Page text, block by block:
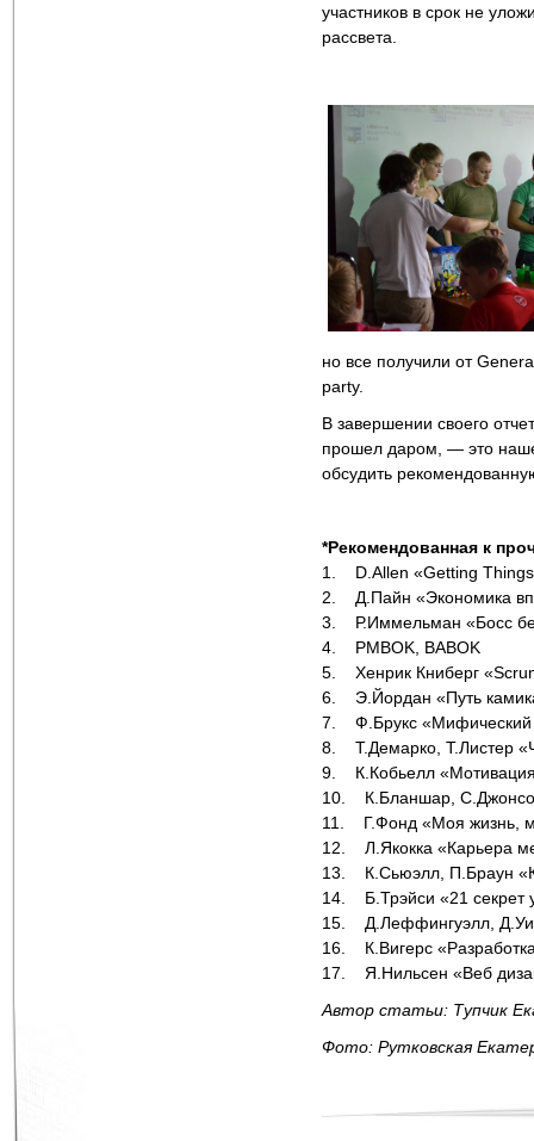
участников в срок не
рассвета.
но все получили от
party.
В завершении своего
прошел даром, — это
обсудить
*Рекомендованная к
1. D.Allen «Getting
2. Д.Пайн «Экономика
3. Р.Иммельман «Босс
4. PMBOK, BABOK
5. Хенрик Книберг
6. Э.Йордан «Путь
7. Ф.Брукс «Мифический
8. Т.Демарко, Т.Листер
9. К.Кобьелл «Мотивация
10. К.Бланшар,
11. Г.Фонд «Моя жизнь,
12. Л.Якокка «Карьера
13. К.Сьюэлл, П.Браун
14. Б.Трэйси «21 секрет
15. Д.Леффингуэлл,
16. К.Вигерс
17. Я.Нильсен «Веб
Автор статьи: Тупчик
Фото: Рутковская